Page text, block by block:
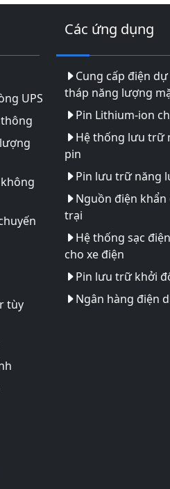
UPS
tùy
Các ứng dụng
Cung cấp điện
tháp năng lượng
Pin Lithium-ion
Hệ thống lưu trữ
pin
Pin lưu trữ năng
Nguồn điện khẩn
trại
Hệ thống sạc
cho xe điện
Pin lưu trữ khởi
Ngân hàng điện